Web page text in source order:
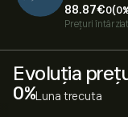
88.87‎€‎0
Prețuri
Evoluția
‎0‎ Luna trecuta